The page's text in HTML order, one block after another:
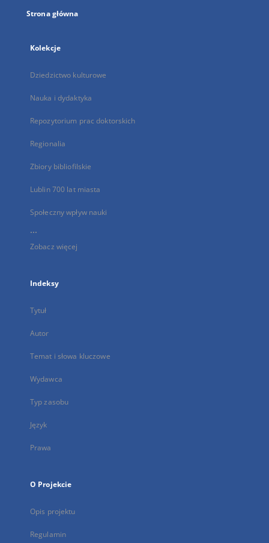
Strona główna
Kolekcje
Dziedzictwo kulturowe
Nauka i dydaktyka
Repozytorium prac doktorskich
Regionalia
Zbiory bibliofilskie
Lublin 700 lat miasta
Społeczny wpływ nauki
...
Zobacz więcej
Indeksy
Tytuł
Autor
Temat i słowa kluczowe
Wydawca
Typ zasobu
Język
Prawa
O Projekcie
Opis projektu
Regulamin